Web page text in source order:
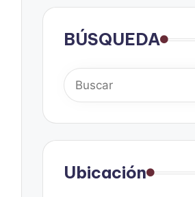
BÚSQUEDA
Ubicación